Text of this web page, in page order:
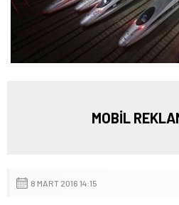
MOBİL
8 MART 2016 14:15